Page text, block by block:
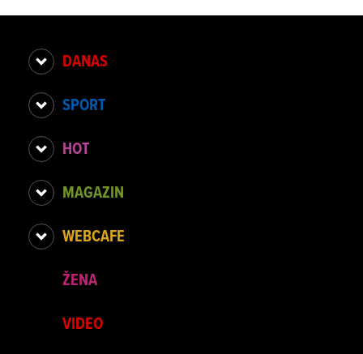
DANAS
SPORT
HOT
MAGAZIN
WEBCAFE
ŽENA
VIDEO